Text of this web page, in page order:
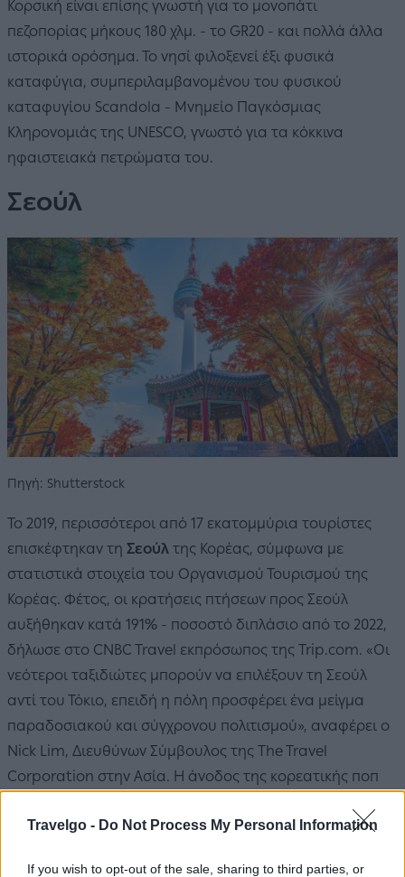
Travelgo - Do Not Process My Personal Information
If you wish to opt-out of the sale, sharing to third parties, or
Κορσική είναι επίσης γνωστή για το μονοπάτι
πεζοπορίας μήκους 180 χλμ. - το GR20 - και πολλά άλλα
ιστορικά ορόσημα. Το νησί φιλοξενεί έξι φυσικά
καταφύγια, συμπεριλαμβανομένου του φυσικού
καταφυγίου Scandola - Μνημείο Παγκόσμιας
Κληρονομιάς της UNESCO, γνωστό για τα κόκκινα
ηφαιστειακά πετρώματα του.
Σεούλ
Πηγή: Shutterstock
Το 2019, περισσότεροι από 17 εκατομμύρια τουρίστες
επισκέφτηκαν τη Σεούλ της Κορέας, σύμφωνα με
στατιστικά στοιχεία του Οργανισμού Τουρισμού της
Κορέας. Φέτος, οι κρατήσεις πτήσεων προς Σεούλ
αυξήθηκαν κατά 191% - ποσοστό διπλάσιο από το 2022,
δήλωσε στο CNBC Travel εκπρόσωπος της Trip.com. «Οι
νεότεροι ταξιδιώτες μπορούν να επιλέξουν τη Σεούλ
αντί του Τόκιο, επειδή η πόλη προσφέρει ένα μείγμα
παραδοσιακού και σύγχρονου πολιτισμού», αναφέρει ο
Nick Lim, Διευθύνων Σύμβουλος της The Travel
Corporation στην Ασία. Η άνοδος της κορεατικής ποπ
έχουν επίσης ενισχύσει την απήχηση της πόλης,